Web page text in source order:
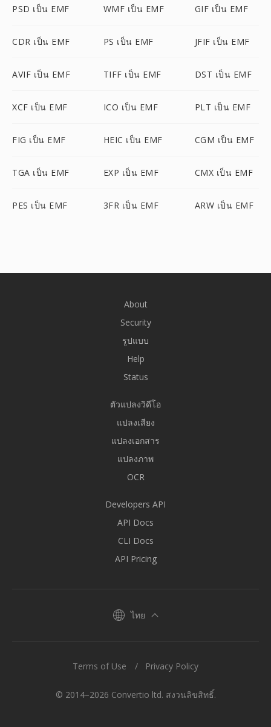
PSD เป็น EMF WMF เป็น EMF GIF เป็น EMF
CDR เป็น EMF PS เป็น EMF JFIF เป็น EMF
AVIF เป็น EMF TIFF เป็น EMF DST เป็น EMF
XCF เป็น EMF ICO เป็น EMF PLT เป็น EMF
FIG เป็น EMF HEIC เป็น EMF CGM เป็น EMF
TGA เป็น EMF EXP เป็น EMF CMX เป็น EMF
PES เป็น EMF 3FR เป็น EMF ARW เป็น EMF
About
Security
รูปแบบ
Help
Status
ตัวแปลงวิดีโอ
แปลงเสียง
แปลงเอกสาร
แปลงภาพ
OCR
Developers API
API Docs
CLI Docs
API Pricing
ไทย
© 2014–2026 Convertio ltd. สงวนลิขสิทธิ์.
Terms of Use Privacy Policy